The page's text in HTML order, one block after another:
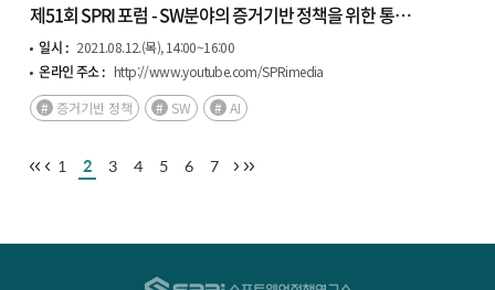
제51회 SPRI 포럼 - SW분야의 증거기반 정책을 위한 통계
다양화 방안
일시 : 2021.08.12.(목), 14:00~16:00
온라인 주소 : http://www.youtube.com/SPRimedia
증거기반 정책
SW AI
1 2 3 4 5 6 7